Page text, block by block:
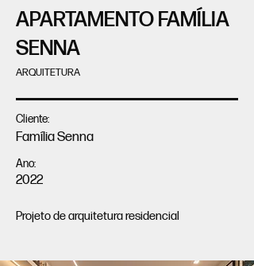
APARTAMENTO FAMÍLIA
SENNA
ARQUITETURA
Cliente:
Família Senna
Ano:
2022
Projeto de arquitetura residencial